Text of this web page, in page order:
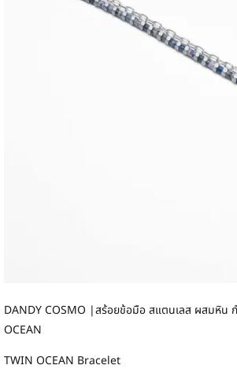
DANDY COSMO |สร้อยข้อมือ สแตนเลส ผสมหิน
OCEAN
TWIN OCEAN Bracelet